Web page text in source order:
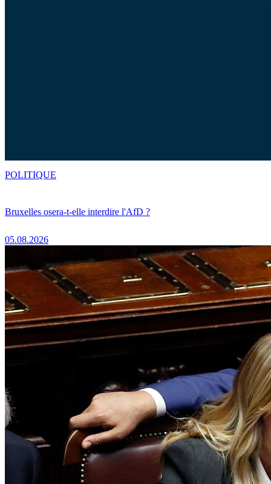
Bruxelles osera-t-elle interdire l'AfD ?
05.08.2026
POLITIQUE